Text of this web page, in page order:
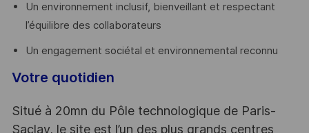
Un environnement inclusif, bienveillant et respectant
l’équilibre des collaborateurs
Un engagement sociétal et environnemental reconnu
Votre quotidien
Situé à 20mn du Pôle technologique de Paris-
Saclay, le site est l’un des plus grands centres